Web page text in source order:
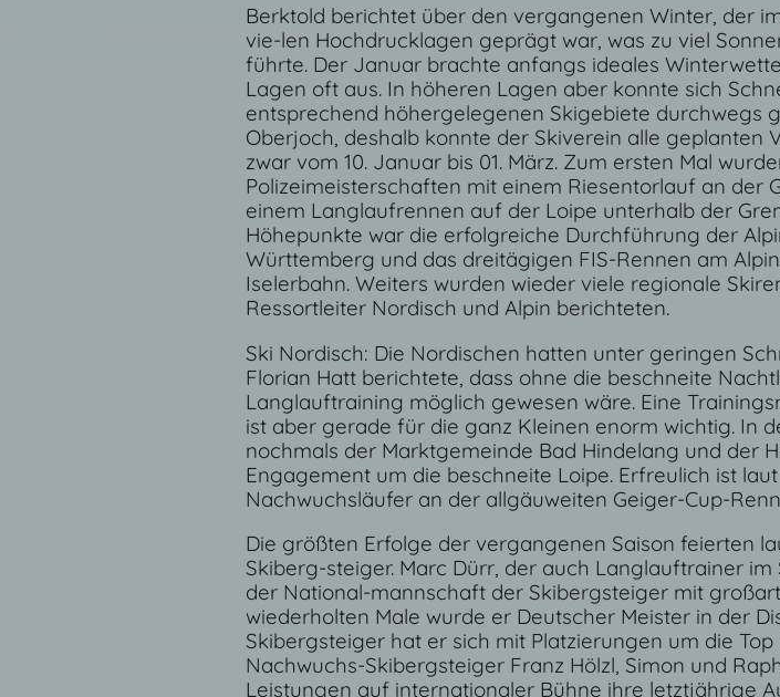
Berktold berichtet über den vergangenen Winter, der
vie-len Hochdrucklagen geprägt war, was zu viel
führte. Der Januar brachte anfangs ideales
Lagen oft aus. In höheren Lagen aber konnte sich
entsprechend höhergelegenen Skigebiete durchwegs
Oberjoch, deshalb konnte der Skiverein alle geplanten
zwar vom 10. Januar bis 01. März. Zum ersten Mal
Polizeimeisterschaften mit einem Riesentorlauf an der
einem Langlaufrennen auf der Loipe unterhalb der
Höhepunkte war die erfolgreiche Durchführung der
Württemberg und das dreitägigen FIS-Rennen am
Iselerbahn. Weiters wurden wieder viele regionale
Ressortleiter Nordisch und Alpin berichteten.
Ski Nordisch: Die Nordischen hatten unter geringen
Florian Hatt berichtete, dass ohne die beschneite
Langlauftraining möglich gewesen wäre. Eine
ist aber gerade für die ganz Kleinen enorm wichtig. In
nochmals der Marktgemeinde Bad Hindelang und der
Engagement um die beschneite Loipe. Erfreulich ist
Nachwuchsläufer an der allgäuweiten Geiger-Cup-
Die größten Erfolge der vergangenen Saison feierten
Skiberg-steiger. Marc Dürr, der auch Langlauftrainer
der National-mannschaft der Skibergsteiger mit
wiederholten Male wurde er Deutscher Meister in der
Skibergsteiger hat er sich mit Platzierungen um die
Nachwuchs-Skibergsteiger Franz Hölzl, Simon und
Leistungen auf internationaler Bühne ihre letztjährige